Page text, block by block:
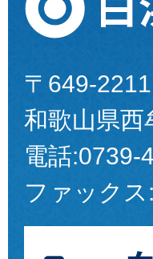
〒649-2211
和歌山県西
電話:0739-
ファックス: